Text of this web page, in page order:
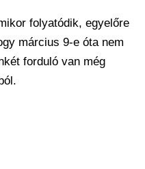
folyatódik, egyelőre
március 9-e óta nem
forduló van még